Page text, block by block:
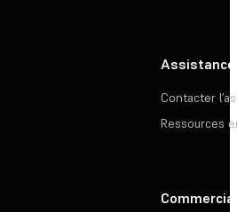
Assistance
Contacter
Ressources
Commercial